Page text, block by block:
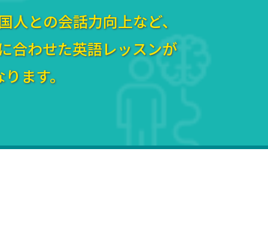
との会話力向上など、
合わせた英語レッスンが
ます。